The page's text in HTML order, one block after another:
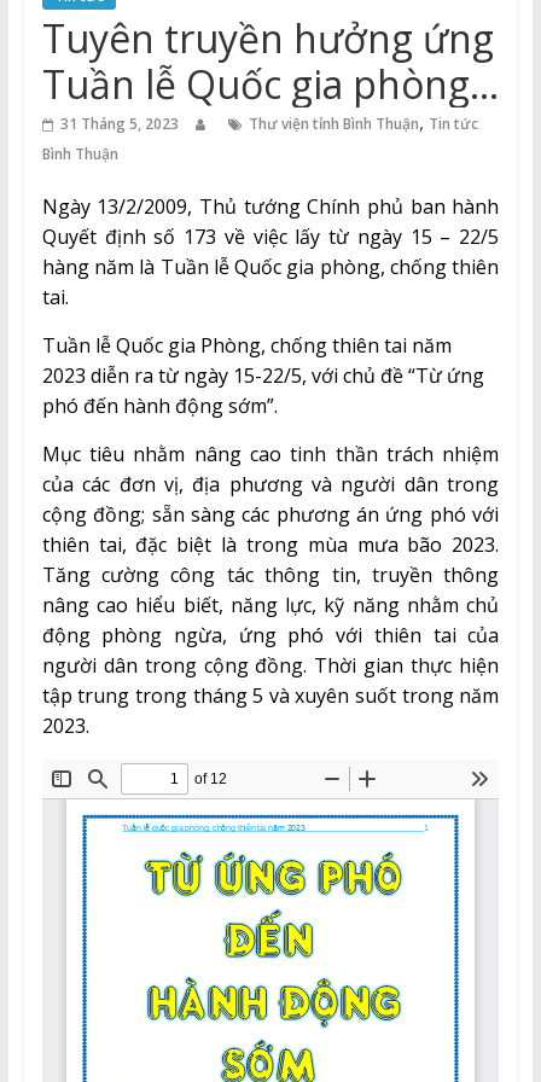
Thuận
Cổng
Vào
Tri
Thức
Tuyên truyền hưởng ứng
Tuần lễ Quốc gia phòng,
chống thiên tai năm
2023
31 Tháng 5, 2023 Thư viện tỉnh Bình Thuận, Tin tức
Bình Thuận
Ngày 13/2/2009, Thủ tướng Chính phủ ban hành
Quyết định số 173 về việc lấy từ ngày 15 – 22/5
hàng năm là Tuần lễ Quốc gia phòng, chống thiên
tai.
Tuần lễ Quốc gia Phòng, chống thiên tai năm
2023 diễn ra từ ngày 15-22/5, với chủ đề “Từ ứng
phó đến hành động sớm”.
Mục tiêu nhằm nâng cao tinh thần trách nhiệm
của các đơn vị, địa phương và người dân trong
cộng đồng; sẵn sàng các phương án ứng phó với
thiên tai, đặc biệt là trong mùa mưa bão 2023.
Tăng cường công tác thông tin, truyền thông
nâng cao hiểu biết, năng lực, kỹ năng nhằm chủ
động phòng ngừa, ứng phó với thiên tai của
người dân trong cộng đồng. Thời gian thực hiện
tập trung trong tháng 5 và xuyên suốt trong năm
2023.